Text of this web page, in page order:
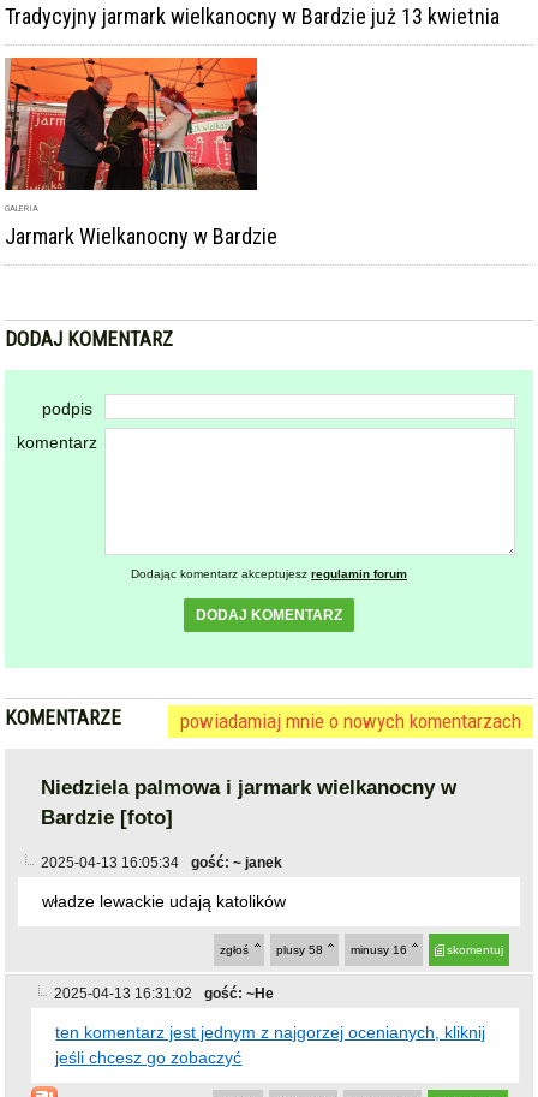
Tradycyjny jarmark wielkanocny w Bardzie już 13 kwietnia
GALERIA
Jarmark Wielkanocny w Bardzie
DODAJ KOMENTARZ
podpis
komentarz
Dodając komentarz akceptujesz regulamin forum
DODAJ KOMENTARZ
KOMENTARZE powiadamiaj mnie o nowych komentarzach
Niedziela palmowa i jarmark wielkanocny w
Bardzie [foto]
2025-04-13 16:05:34 gość: ~ janek
władze lewackie udają katolików
skomentuj
minusy 16
plusy 58
zgłoś
2025-04-13 16:31:02 gość: ~He
ten komentarz jest jednym z najgorzej ocenianych, kliknij
jeśli chcesz go zobaczyć